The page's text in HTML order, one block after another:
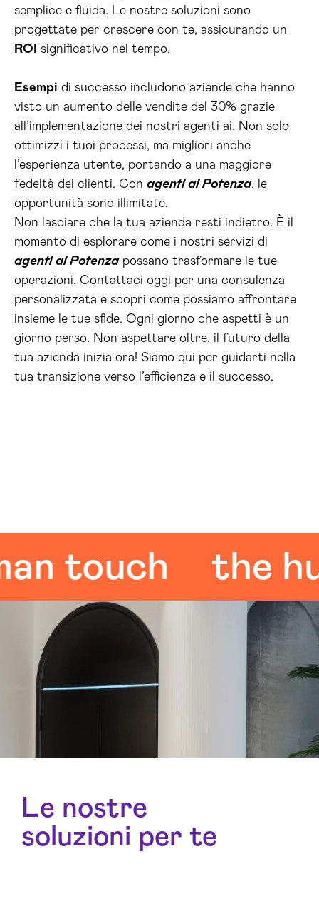
semplice e fluida. Le nostre soluzioni sono
progettate per crescere con te, assicurando un
ROI
significativo nel tempo.
Esempi di successo includono aziende che hanno
visto un aumento delle vendite del 30% grazie
all’implementazione dei nostri agenti ai. Non solo
ottimizzi i tuoi processi, ma migliori anche
l’esperienza utente, portando a una maggiore
fedeltà dei clienti. Con agenti ai Potenza, le
opportunità sono illimitate.
Non lasciare che la tua azienda resti indietro. È il
momento di esplorare come i nostri servizi di
agenti ai Potenzapossano trasformare le tue
operazioni. Contattaci oggi per una consulenza
personalizzata e scopri come possiamo affrontare
insieme le tue sfide. Ogni giorno che aspetti è un
giorno perso. Non aspettare oltre, il futuro della
tua azienda inizia ora! Siamo qui per guidarti nella
tua transizione verso l’efficienza e il successo.
the
Le nostre
soluzioni per te